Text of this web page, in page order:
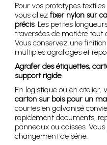
Pour vos prototypes
vous allez fixer nylon sur
précis. Les petites
traversées de matière tout
Vous conservez une
multiples agrafages et
Agrafer des étiquettes,
support rigide
En logistique ou en atelier,
carton sur bois pour un
courtes en galvanisé
rapidement documents,
panneaux ou caisses.
changement de série.